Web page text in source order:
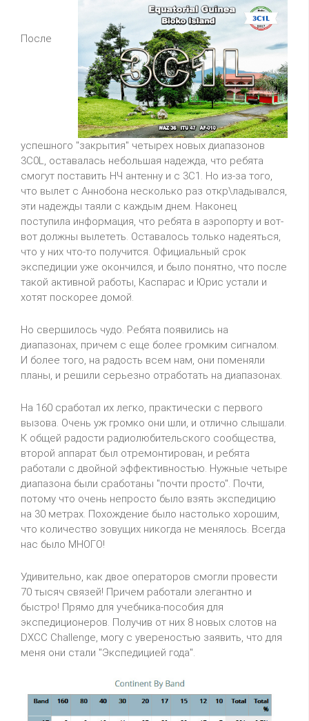
После
успешного "закрытия" четырех новых диапазонов
3C0L, оставалась небольшая надежда, что ребята
смогут поставить НЧ антенну и с 3C1. Но из-за того,
что вылет с Аннобона несколько раз откр\ладывался,
эти надежды таяли с каждым днем. Наконец
поступила информация, что ребята в аэропорту и вот-
вот должны вылететь. Оставалось только надеяться,
что у них что-то получится. Официальный срок
экспедиции уже окончился, и было понятно, что после
такой активной работы, Каспарас и Юрис устали и
хотят поскорее домой.
Но свершилось чудо. Ребята появились на
диапазонах, причем с еще более громким сигналом.
И более того, на радость всем нам, они поменяли
планы, и решили серьезно отработать на диапазонах.
На 160 сработал их легко, практически с первого
вызова. Очень уж громко они шли, и отлично слышали.
К общей радости радиолюбительского сообщества,
второй аппарат был отремонтирован, и ребята
работали с двойной эффективностью. Нужные четыре
диапазона были сработаны "почти просто". Почти,
потому что очень непросто было взять экспедицию
на 30 метрах. Похождение было настолько хорошим,
что количество зовущих никогда не менялось. Всегда
нас было МНОГО!
Удивительно, как двое операторов смогли провести
70 тысяч связей! Причем работали элегантно и
быстро! Прямо для учебника-пособия для
экспедиционеров. Получив от них 8 новых слотов на
DXCC Challenge, могу с увереностью заявить, что для
меня они стали "Экспедицией года".